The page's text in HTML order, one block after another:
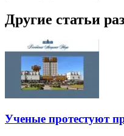
Другие статьи
Ученые протестуют